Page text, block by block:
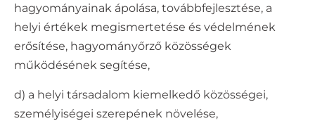
hagyományainak ápolása, továbbfejlesztése, a
helyi értékek megismertetése és védelmének
erősítése, hagyományőrző közösségek
működésének segítése,
d) a helyi társadalom kiemelkedő közösségei,
személyiségei szerepének növelése,